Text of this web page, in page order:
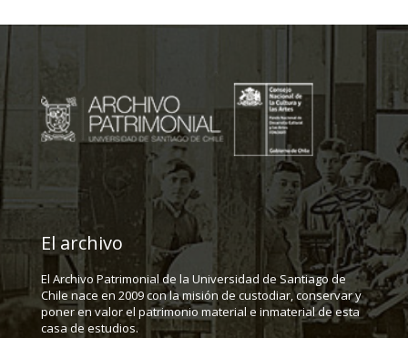
El archivo
El Archivo Patrimonial de la Universidad de Santiago de
Chile nace en 2009 con la misión de custodiar, conservar y
poner en valor el patrimonio material e inmaterial de esta
casa de estudios.